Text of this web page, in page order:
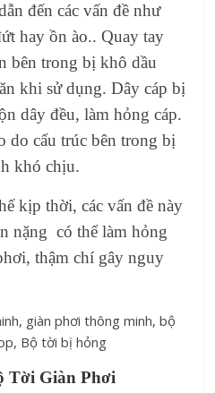
đến các vấn đề như
hay ồn ào.. Quay tay
bên trong bị khô dầu
khi sử dụng. Dây cáp bị
dây đều, làm hỏng cáp.
do cấu trúc bên trong bị
khó chịu.
kịp thời, các vấn đề này
nặng có thể làm hỏng
thậm chí gây nguy
Tời Giàn Phơi